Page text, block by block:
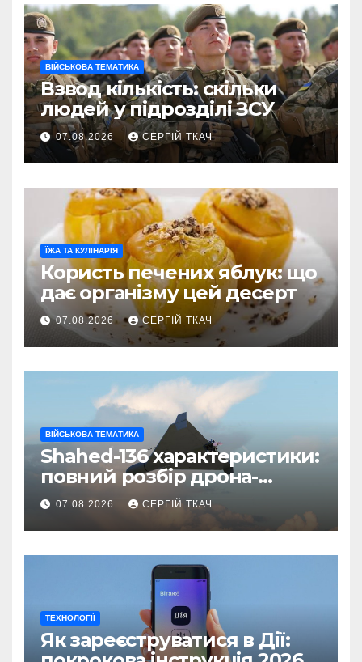
ВІЙСЬКОВА ТЕМАТИКА
Взвод кількість: скільки
людей у підрозділі ЗСУ
07.08.2026 СЕРГІЙ ТКАЧ
ЇЖА ТА КУЛІНАРІЯ
Користь печених яблук: що
дає організму цей десерт
07.08.2026 СЕРГІЙ ТКАЧ
ВІЙСЬКОВА ТЕМАТИКА
Shahed-136 характеристики:
повний розбір дрона-
камікадзе
07.08.2026 СЕРГІЙ ТКАЧ
ТЕХНОЛОГІЇ
Як зареєструватися в Дії: